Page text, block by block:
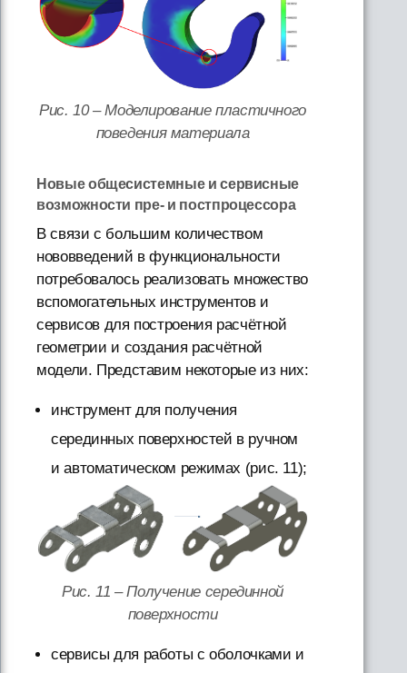
Рис. 10 – Моделирование пластичного
поведения материала
Новые общесистемные и сервисные
возможности пре- и постпроцессора
В связи с большим количеством
нововведений в функциональности
потребовалось реализовать множество
вспомогательных инструментов и
сервисов для построения расчётной
геометрии и создания расчётной
модели. Представим некоторые из них:
инструмент для получения
серединных поверхностей в ручном
и автоматическом режимах (рис. 11);
Рис. 11 – Получение серединной
поверхности
сервисы для работы с оболочками и